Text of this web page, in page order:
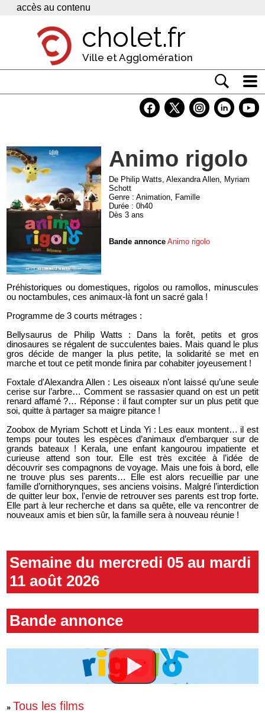
Panneau de gestion des cookies
accès au contenu
cholet.fr
Ville et Agglomération
Economie
Services
Contacts
Animo rigolo
De Philip Watts, Alexandra Allen, Myriam
Schott
Genre : Animation, Famille
Durée : 0h40
Dès 3 ans
Bande annonce Animo rigolo
Préhistoriques ou domestiques, rigolos ou ramollos, minuscules
ou noctambules, ces animaux-là font un sacré gala !
Programme de 3 courts métrages :
Bellysaurus de Philip Watts : Dans la forêt, petits et gros
dinosaures se régalent de succulentes baies. Mais quand le plus
gros décide de manger la plus petite, la solidarité se met en
marche et tout ce petit monde finira par cohabiter joyeusement !
Foxtale d'Alexandra Allen : Les oiseaux n’ont laissé qu’une seule
cerise sur l’arbre… Comment se rassasier quand on est un petit
renard affamé ?… Réponse : il faut compter sur un plus petit que
soi, quitte à partager sa maigre pitance !
Zoobox de Myriam Schott et Linda Yi : Les eaux montent… il est
temps pour toutes les espèces d’animaux d’embarquer sur de
grands bateaux ! Kerala, une enfant kangourou impatiente et
curieuse attend son tour. Elle est très excitée à l’idée de
découvrir ses compagnons de voyage. Mais une fois à bord, elle
ne trouve plus ses parents… Elle est alors recueillie par une
famille d’ornithorynques, ses anciens voisins. Malgré l’interdiction
de quitter leur box, l'envie de retrouver ses parents est trop forte.
Elle part à leur recherche et dans sa quête, elle va rencontrer de
nouveaux amis et bien sûr, la famille sera à nouveau réunie !
Semaine du mercredi 05 au mardi
11 août 2026
Bande annonce
» Tous les films